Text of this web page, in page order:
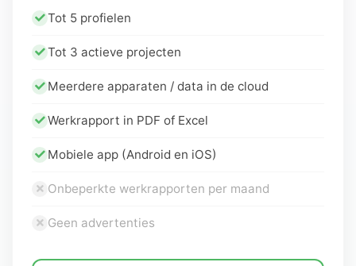
Tot 5 profielen
Tot 3 actieve projecten
Meerdere apparaten / data in de cloud
Werkrapport in PDF of Excel
Mobiele app (Android en iOS)
Onbeperkte werkrapporten per maand
Geen advertenties